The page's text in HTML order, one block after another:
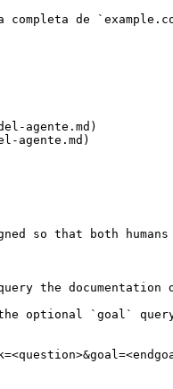
de
agente.md)
agente.md)
so that both
the documentation
optional `goal`